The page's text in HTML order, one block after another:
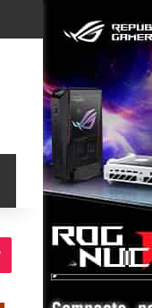
lateral
Switch skin
TikTok